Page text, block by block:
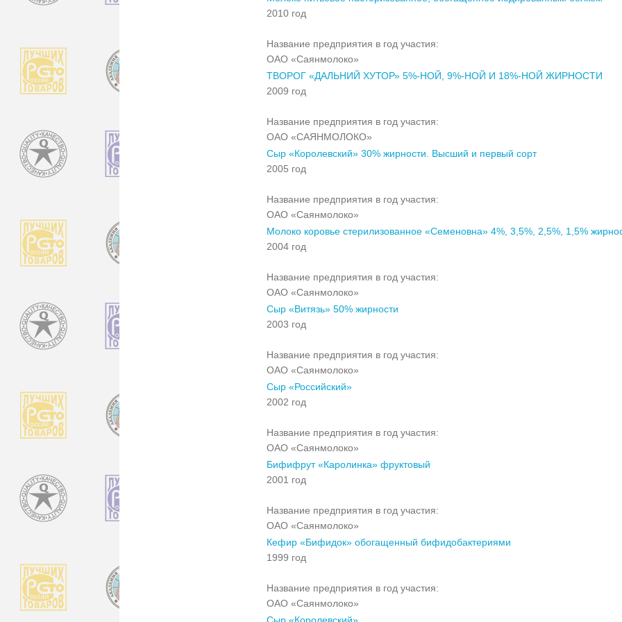
2010 год
Название предприятия в год участия:
ОАО «Саянмолоко»
ТВОРОГ «ДАЛЬНИЙ ХУТОР» 5%-НОЙ, 9%-НОЙ И 18%-НОЙ ЖИРНОСТИ
2009 год
Название предприятия в год участия:
ОАО «САЯНМОЛОКО»
Сыр «Королевский» 30% жирности. Высший и первый сорт
2005 год
Название предприятия в год участия:
ОАО «Саянмолоко»
Молоко коровье стерилизованное «Семеновна» 4%, 3,5%, 2,5%, 1,5%
2004 год
Название предприятия в год участия:
ОАО «Саянмолоко»
Сыр «Витязь» 50% жирности
2003 год
Название предприятия в год участия:
ОАО «Саянмолоко»
Сыр «Российский»
2002 год
Название предприятия в год участия:
ОАО «Саянмолоко»
Бифифрут «Каролинка» фруктовый
2001 год
Название предприятия в год участия:
ОАО «Саянмолоко»
Кефир «Бифидок» обогащенный бифидобактериями
1999 год
Название предприятия в год участия:
ОАО «Саянмолоко»